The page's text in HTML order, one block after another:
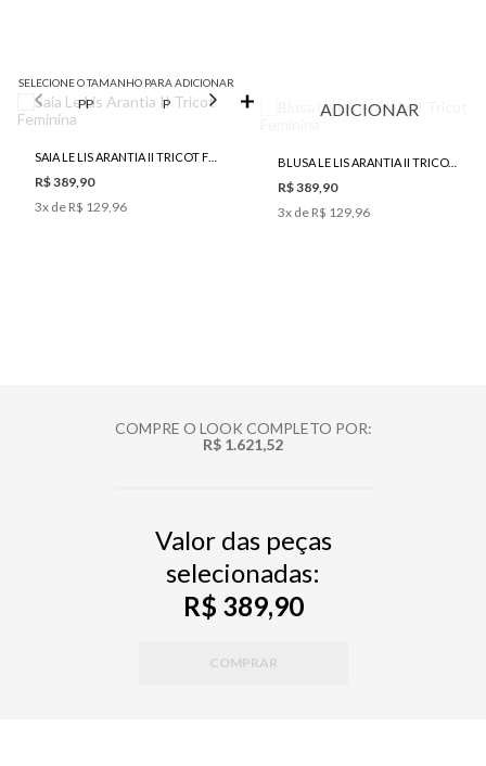
SELECIONE O TAMANHO PARA ADICIONAR
PP P M G
R$ 389,90
3x de R$ 129,96
ADICIONAR
BLUSA LE LIS ARANTIA II TRICOT FEMININA
R$ 389,90
3x de R$ 129,96
COMPRE O LOOK COMPLETO POR:
R$ 1.621,52
Valor das peças
selecionadas:
R$ 389,90
COMPRAR